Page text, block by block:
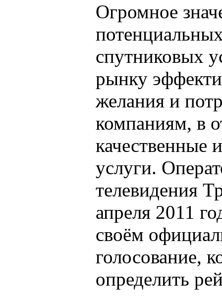
Огромное
спутниковых
рынку
желания и
компаниям, в
качественные
услуги.
телевидения
апреля 2011
своём
голосование,
определить